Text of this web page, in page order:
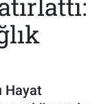
Hayat